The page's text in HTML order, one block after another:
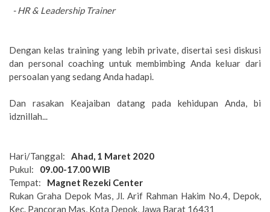
- HR & Leadership Trainer_
Dengan kelas training yang lebih private, disertai sesi diskusi
dan personal coaching untuk membimbing Anda keluar dari
persoalan yang sedang Anda hadapi.
Dan rasakan Keajaiban datang pada kehidupan Anda, bi
idznillah...
Hari/Tanggal: Ahad, 1 Maret 2020
Pukul:
09.00-17.00 WIB
Tempat:
Magnet Rezeki Center
Rukan Graha Depok Mas, Jl. Arif Rahman Hakim No.4, Depok,
Kec. Pancoran Mas, Kota Depok, Jawa Barat 16431